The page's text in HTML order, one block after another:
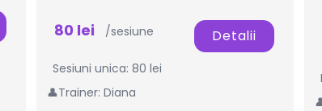
80 lei /sesiune Detalii
Sesiuni unica: 80 lei
👤Trainer: Diana